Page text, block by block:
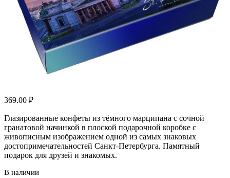
369.00 ₽
Глазированные конфеты из тёмного марципана с сочной
гранатовой начинкой в плоской подарочной коробке с
живописным изображением одной из самых знаковых
достопримечательностей Санкт-Петербурга. Памятный
подарок для друзей и знакомых.
В наличии